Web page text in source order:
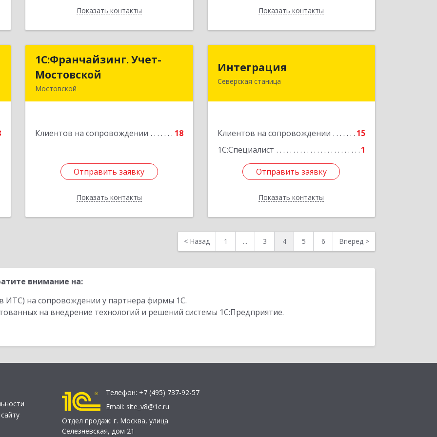
Показать контакты
Назад Показать контакты
Назад
1С:Франчайзинг. Учет-
Мостовской
Мостовской
Клиентов на сопровождении 18
Отправить заявку
Показать контакты
1С:Франчайзинг. Учет-
корпус 1
Отправить заявку
Назад
Интеграция
Северская станица
Клиентов на сопровождении
15
1С:Специалист
1
Отправить заявку
Показать контакты
353240, Краснодарский край,
Подробнее
Отправить заявку
Назад
< Назад 1 ... 3 4 5 6 Вперед >
внимание на:
ИТС) на сопровождении у партнера фирмы 1С.
на внедрение технологий и решений системы 1С:Предприятие.
Телефон: +7 (495) 737-92-57
Email: site_v8@1c.ru
Отдел продаж: г. Москва, улица
Селезнёвская, дом 21